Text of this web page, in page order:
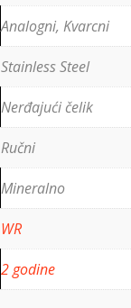
Analogni, Kvarcni
Stainless Steel
Nerđajući čelik
Ručni
Mineralno
WR
2 godine